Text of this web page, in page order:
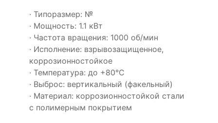
· Типоразмер: №
· Мощность: 1.1 кВт
· Частота вращения: 1000 об/мин
· Исполнение: взрывозащищенное,
коррозионностойкое
· Температура: до +80°С
· Выброс: вертикальный (факельный)
· Материал: коррозионностойкой стали
с полимерным покрытием